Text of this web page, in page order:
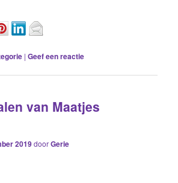
|Geef een reactie
van Maatjes
2019doorGerie